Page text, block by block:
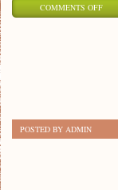
COMMENTS OFFON
POSTED BY ADMIN